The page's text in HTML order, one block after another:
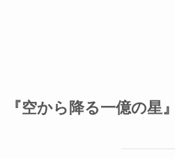
『空から降る一億の星